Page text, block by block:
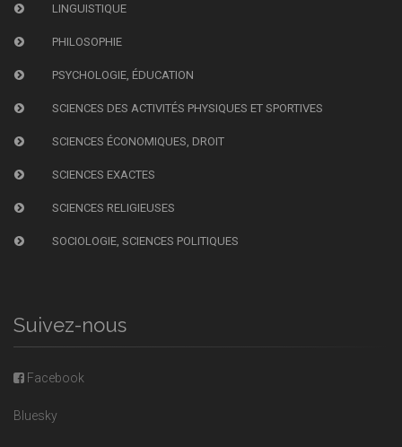
LINGUISTIQUE
PHILOSOPHIE
PSYCHOLOGIE, ÉDUCATION
SCIENCES DES ACTIVITÉS PHYSIQUES ET SPORTIVES
SCIENCES ÉCONOMIQUES, DROIT
SCIENCES EXACTES
SCIENCES RELIGIEUSES
SOCIOLOGIE, SCIENCES POLITIQUES
Suivez-nous
Facebook
Bluesky